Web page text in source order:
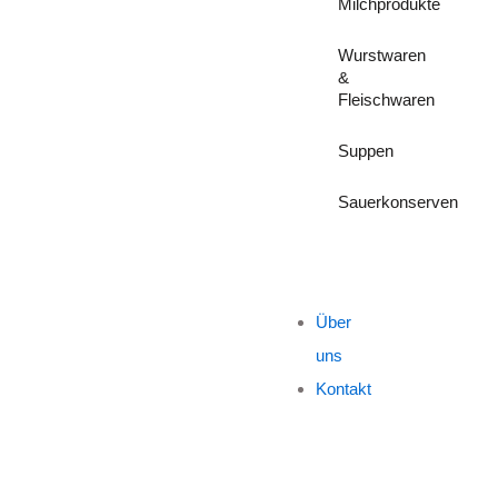
Milchprodukte
Wurstwaren
&
Fleischwaren
Suppen
Sauerkonserven
Über
uns
Kontakt